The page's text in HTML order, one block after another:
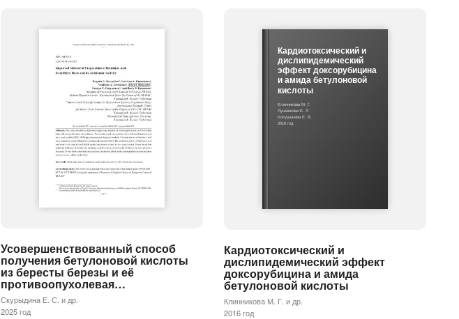
Усовершенствованный способ
получения бетулоновой кислоты
из бересты березы и её
противоопухолевая…
Скурыдина Е. С. и др.
2025 год
Кардиотоксический и
дислипидемический
эффект доксорубицина
и амида бетулоновой
кислоты
Клинникова М. Г.
Лушникова Е. Л.
Колдышева Е. В.
2016 год
Кардиотоксический и
дислипидемический эффект
доксорубицина и амида
бетулоновой кислоты
Клинникова М. Г. и др.
2016 год